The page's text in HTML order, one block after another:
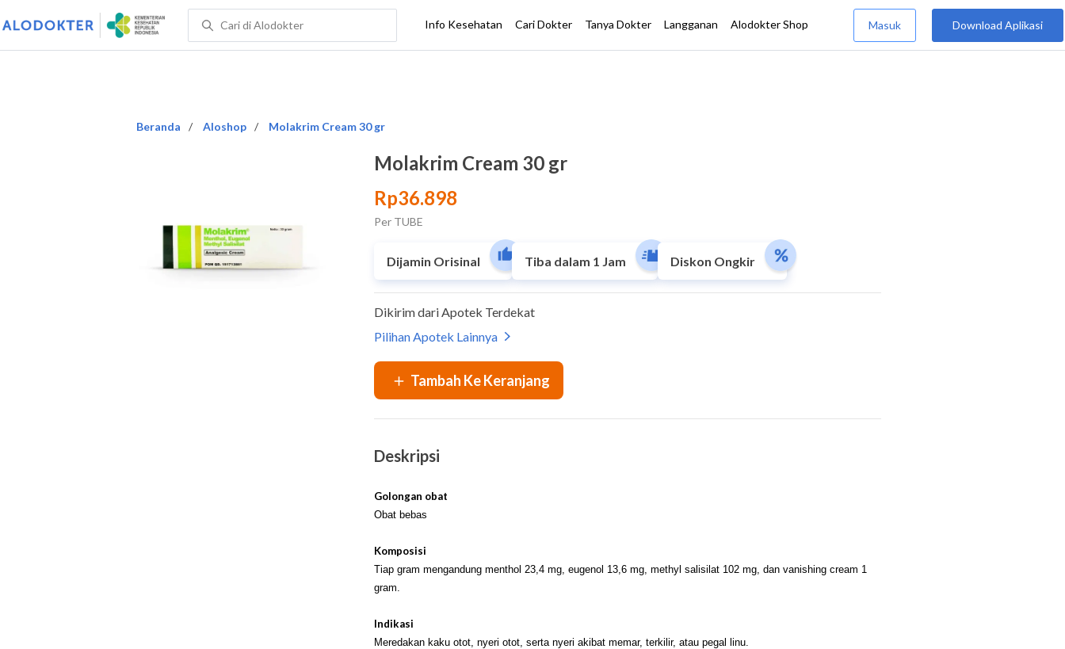
Molakrim Cream 30 gr
Rp36.898
Per TUBE
Dijamin Orisinal Tiba dalam 1 Jam Diskon Ongkir
Deskripsi
Golongan obat
Obat bebas
Komposisi
Tiap gram mengandung menthol 23,4 mg, eugenol 13,6 mg, methyl salisilat 102 mg, dan vanishing cream 1
gram.
Indikasi
Meredakan kaku otot, nyeri otot, serta nyeri akibat memar, terkilir, atau pegal linu.